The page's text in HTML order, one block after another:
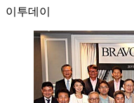
이투데이